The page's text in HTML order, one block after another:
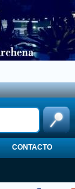
CONTACTO